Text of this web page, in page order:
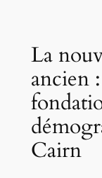
La
ancien
Cairn